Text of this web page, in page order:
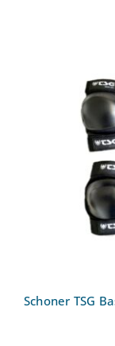
Schoner TSG